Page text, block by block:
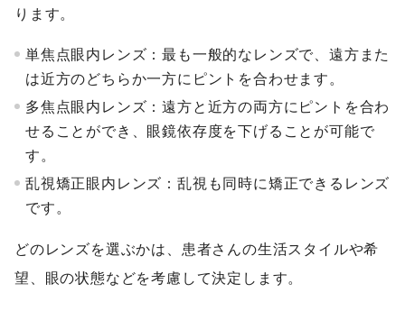
ります。
単焦点眼内レンズ：最も一般的なレンズで、遠方また
は近方のどちらか一方にピントを合わせます。
多焦点眼内レンズ：遠方と近方の両方にピントを合わ
せることができ、眼鏡依存度を下げることが可能で
す。
乱視矯正眼内レンズ：乱視も同時に矯正できるレンズ
です。
どのレンズを選ぶかは、患者さんの生活スタイルや希
望、眼の状態などを考慮して決定します。